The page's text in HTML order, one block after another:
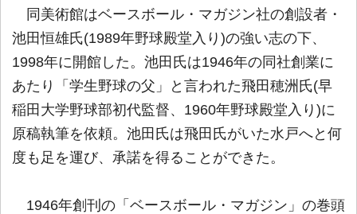
同美術館はベースボール・マガジン社の創設者・
池田恒雄氏(1989年野球殿堂入り)の強い志の下、
1998年に開館した。池田氏は1946年の同社創業に
あたり「学生野球の父」と言われた飛田穂洲氏(早
稲田大学野球部初代監督、1960年野球殿堂入り)に
原稿執筆を依頼。池田氏は飛田氏がいた水戸へと何
度も足を運び、承諾を得ることができた。
1946年創刊の「ベースボール・マガジン」の巻頭